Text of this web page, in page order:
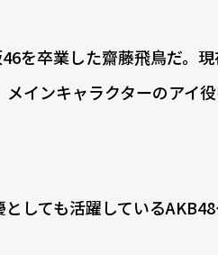
を卒業した齋藤飛鳥だ。
インキャラクターのアイ
しても活躍している